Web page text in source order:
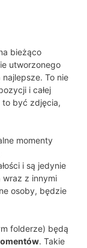
bieżąco
utworzonego
To nie
i całej
to być zdjęcia,
momenty
i są jedynie
wraz z innymi
osoby, będzie
folderze) będą
. Takie